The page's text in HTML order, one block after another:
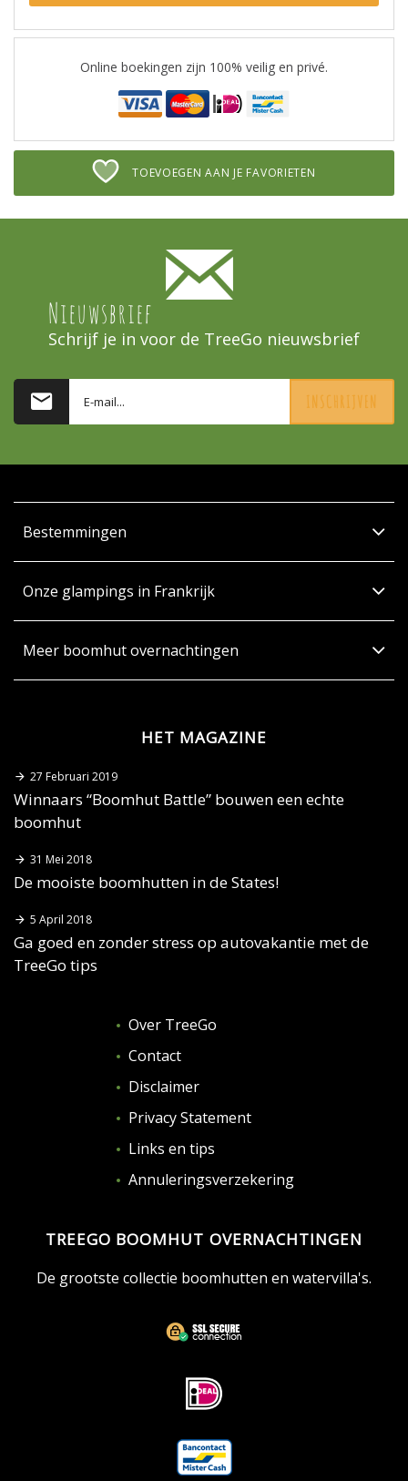
Online boekingen zijn 100% veilig en privé.
TOEVOEGEN AAN JE FAVORIETEN
Nieuwsbrief
Schrijf je in voor de TreeGo nieuwsbrief
INSCHRIJVEN
Bestemmingen
Onze glampings in Frankrijk
Meer boomhut overnachtingen
HET MAGAZINE
27 Februari 2019
Winnaars “Boomhut Battle” bouwen een echte
boomhut
31 Mei 2018
De mooiste boomhutten in de States!
5 April 2018
Ga goed en zonder stress op autovakantie met de
TreeGo tips
Over TreeGo
Contact
Disclaimer
Privacy Statement
Links en tips
Annuleringsverzekering
TREEGO BOOMHUT OVERNACHTINGEN
De grootste collectie boomhutten en watervilla's.